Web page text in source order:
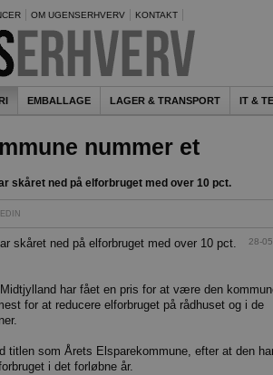
OM UGENSERHVERV KONTAKT
EMBALLAGE LAGER & TRANSPORT IT &
nummer et
skåret ned på elforbruget med over 10 pct.
28-
skåret ned på elforbruget med over 10 pct.
har fået en pris for at være den
for at reducere elforbruget på rådhuset og i de
titlen som Årets Elsparekommune, efter at den
i det forløbne år.